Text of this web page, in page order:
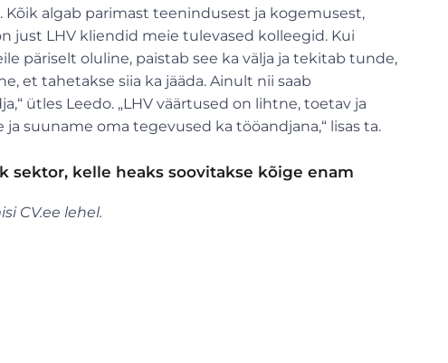
algab parimast teenindusest ja kogemusest,
just LHV kliendid meie tulevased kolleegid. Kui
päriselt oluline, paistab see ka välja ja tekitab tunde,
et tahetakse siia ka jääda. Ainult nii saab
ütles Leedo. „LHV väärtused on lihtne, toetav ja
suuname oma tegevused ka tööandjana,“ lisas ta.
sektor, kelle heaks soovitakse kõige enam
CV.ee lehel.